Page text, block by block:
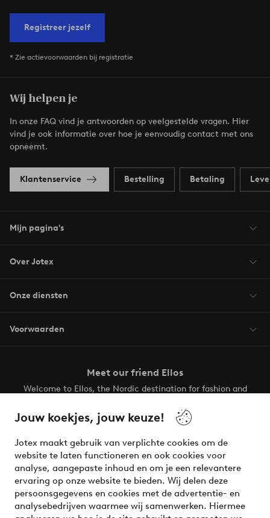
Jouw koekjes, jouw keuze!
Jotex maakt gebruik van verplichte cookies om de
website te laten functioneren en ook cookies voor
analyse, aangepaste inhoud en om je een relevantere
ervaring op onze website te bieden. Wij delen deze
persoonsgegevens en cookies met de advertentie- en
analysebedrijven waarmee wij samenwerken. Hiermee
Registreer jezelf
* Zie actievoorwaarden bij registratie
Wij helpen je
In onze FAQ vind je antwoorden op veelgestelde vragen. Hier
vind je ook informatie over hoe je eenvoudig contact met ons
opneemt.
Klantenservice Bestelling Betaling
Mijn pagina's
Over Jotex
Onze diensten
Voorwaarden
Meet our friend Ellos
Welcome to Ellos, the Nordic destination for fashion and
your wardrobe. Your next inspiring look is here!
Veilig betalen - Nu betalen of opsplitsen